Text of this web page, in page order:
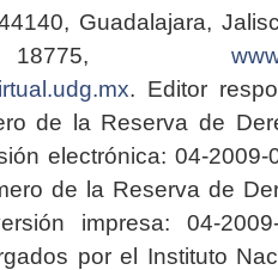
Guadalajara,
. Editor
de la Reserva de
electrónica: 04-2009-
de la Reserva de
impresa: 04-2009-
por el Instituto